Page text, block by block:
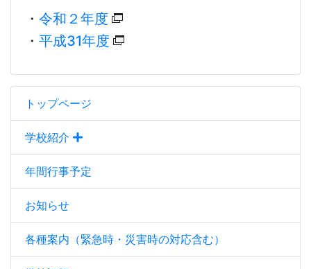
トップページ
学校紹介
年間行事予定
お知らせ
各種案内（緊急時・災害時の対応含む）
・ 令和２年度
・ 平成31年度